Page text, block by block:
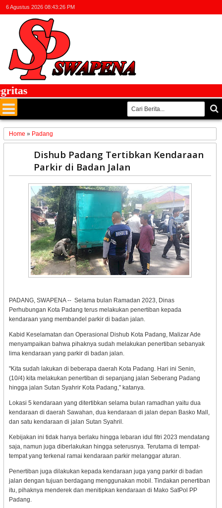
6 Agustus 2026 08:43:27 PM
Home » Padang
Dishub Padang Tertibkan Kendaraan
Parkir di Badan Jalan
PADANG, SWAPENA -- Selama bulan Ramadan 2023, Dinas
Perhubungan Kota Padang terus melakukan penertiban kepada
kendaraan yang membandel parkir di badan jalan.
Kabid Keselamatan dan Operasional Dishub Kota Padang, Malizar Ade
menyampaikan bahwa pihaknya sudah melakukan penertiban sebanyak
lima kendaraan yang parkir di badan jalan.
"Kita sudah lakukan di beberapa daerah Kota Padang. Hari ini Senin,
(10/4) kita melakukan penertiban di sepanjang jalan Seberang Padang
hingga jalan Sutan Syahrir Kota Padang," katanya.
Lokasi 5 kendaraan yang ditertibkan selama bulan ramadhan yaitu dua
kendaraan di daerah Sawahan, dua kendaraan di jalan depan Basko Mall,
dan satu kendaraan di jalan Sutan Syahril.
Kebijakan ini tidak hanya berlaku hingga lebaran idul fitri 2023 mendatang
saja, namun juga diberlakukan hingga seterusnya. Terutama di tempat-
tempat yang terkenal ramai kendaraan parkir melanggar aturan.
Penertiban juga dilakukan kepada kendaraan juga yang parkir di badan
jalan dengan tujuan berdagang menggunakan mobil. Tindakan penertiban
itu, pihaknya menderek dan menitipkan kendaraan di Mako SatPol PP
Padang.